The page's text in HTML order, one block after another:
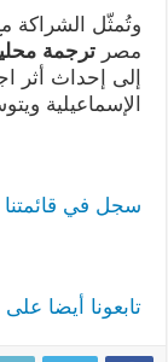
وتُمثّل الشراكة
مصر ترجمة
إلى إحداث أثر
الإسماعيلية
سجل في قائمتنا
تابعونا أيضا على